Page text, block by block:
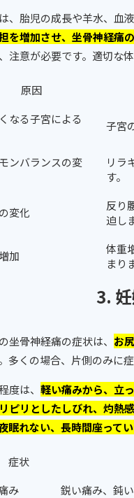
、胎児の成長や羊水、血
を増加させ、坐骨神経痛
注意が必要です。適切な
原因
なる子宮による
子宮
ンバランスの変
リラ
す。
変化
反り
迫し
加
体重
まり
3.
坐骨神経痛の症状は、 お
多くの場合、片側のみに
度は、 軽い痛みから、立
ピリとしたしびれ、灼熱
眠れない、長時間座って
症状
み
鋭い痛み、鈍